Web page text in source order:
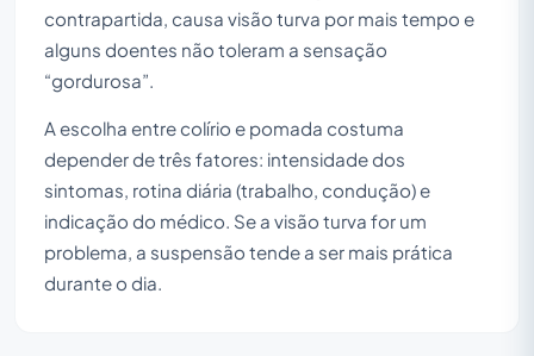
contrapartida, causa visão turva por mais tempo e
alguns doentes não toleram a sensação
“gordurosa”.
A escolha entre colírio e pomada costuma
depender de três fatores: intensidade dos
sintomas, rotina diária (trabalho, condução) e
indicação do médico. Se a visão turva for um
problema, a suspensão tende a ser mais prática
durante o dia.